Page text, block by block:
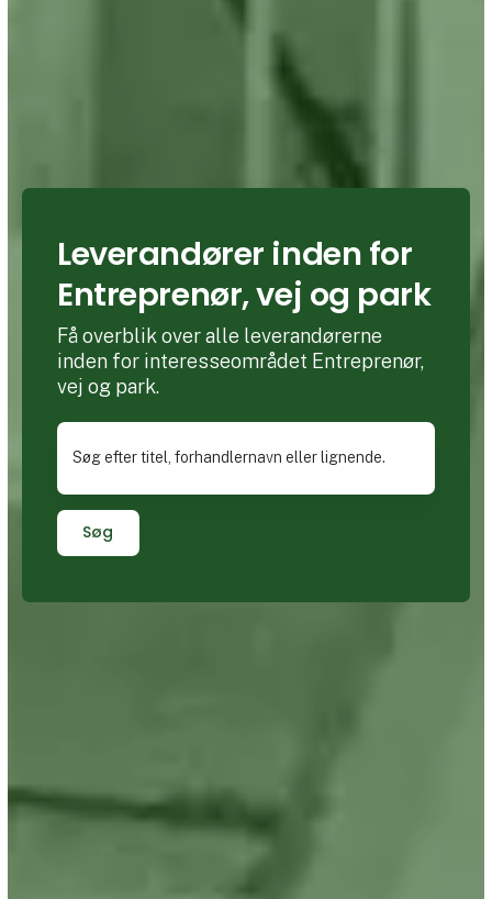
Leverandører inden for
Entreprenør, vej og park
Få overblik over alle leverandørerne
inden for interesseområdet Entreprenør,
vej og park.
Søg efter titel, forhandlernavn eller lignende.
Søg